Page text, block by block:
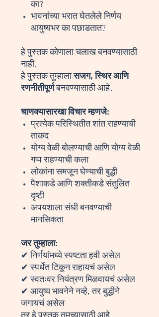
का?
भावनांच्या भरात घेतलेले निर्णय
आयुष्यभर का पछाडतात?
हे पुस्तक कोणाला चलाख बनवण्यासाठी
नाही.
हे पुस्तक तुम्हालासजग, स्थिर आणि
रणनीतीपूर्णबनवण्यासाठी आहे.
चाणक्यासारखा विचार म्हणजे:
प्रत्येक परिस्थितीत शांत राहण्याची
ताकद
योग्य वेळी बोलण्याची आणि योग्य वेळी
गप्प राहण्याची कला
लोकांना समजून घेण्याची बुद्धी
पैशाकडे आणि शक्तीकडे संतुलित
दृष्टी
अपयशाला संधी बनवण्याची
मानसिकता
जर तुम्हाला:
✔ निर्णयांमध्ये स्पष्टता हवी असेल
✔ स्पर्धेत टिकून राहायचं असेल
✔ स्वतःवर नियंत्रण मिळवायचं असेल
✔ आयुष्य भावनेने नव्हे, तर बुद्धीने
जगायचं असेल